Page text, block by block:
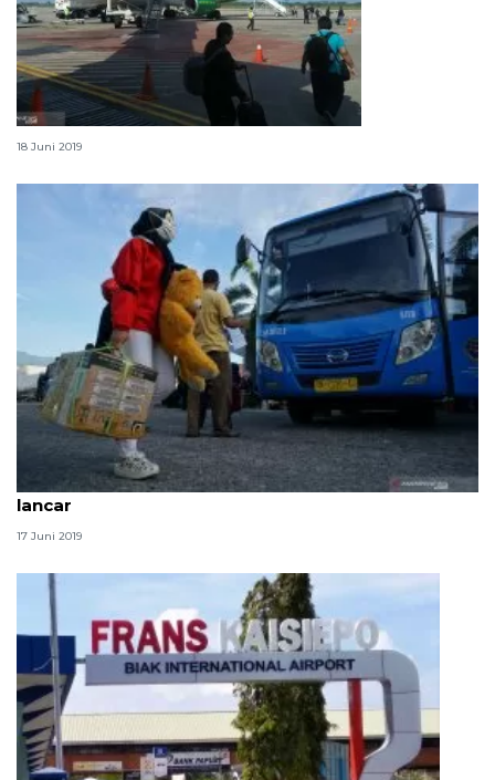
Ketika mudik udara tak lagi jadi pilihan
18 Juni 2019
Evaluasi: arus mudik dan balik Lebaran di Sulteng
lancar
17 Juni 2019